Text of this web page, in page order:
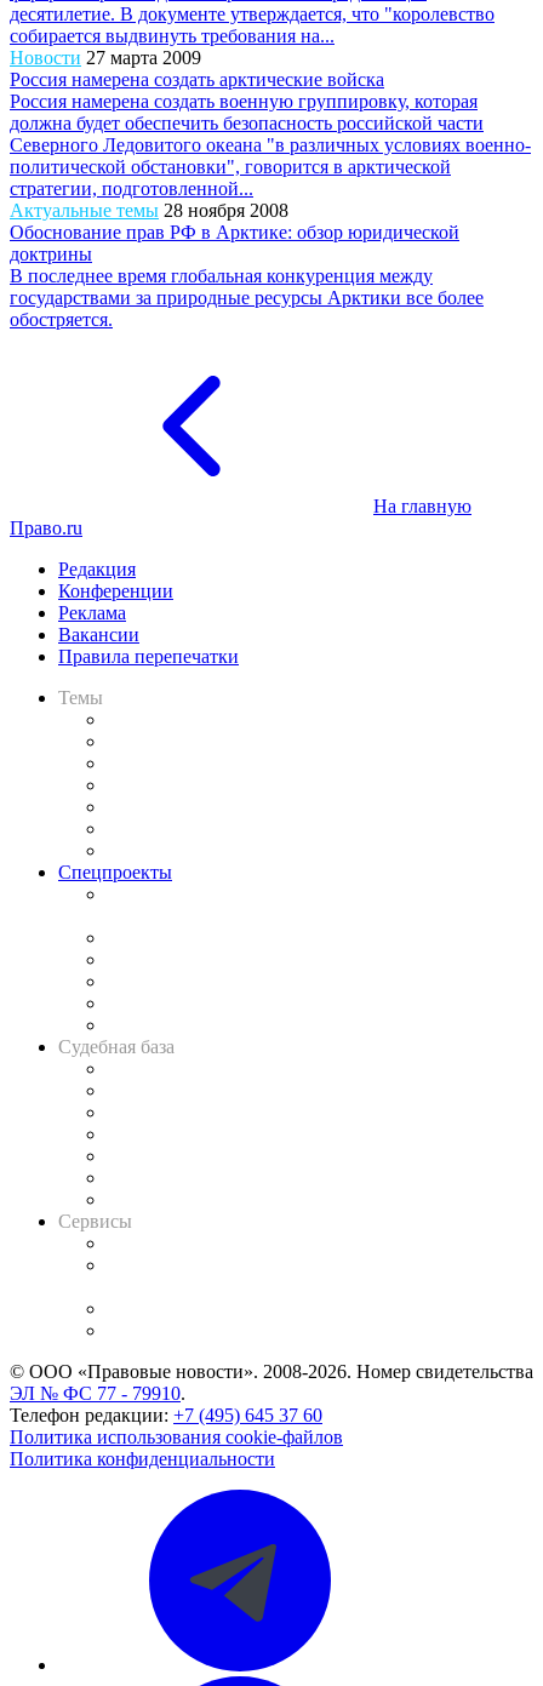
десятилетие. В документе утверждается, что "королевство
собирается выдвинуть требования на...
Новости 27 марта 2009
Россия намерена создать арктические войска
Россия намерена создать военную группировку, которая
должна будет обеспечить безопасность российской части
Северного Ледовитого океана "в различных условиях военно-
политической обстановки", говорится в арктической
стратегии, подготовленной...
Актуальные темы 28 ноября 2008
Обоснование прав РФ в Арктике: обзор юридической
доктрины
В последнее время глобальная конкуренция между
государствами за природные ресурсы Арктики все более
обостряется.
На главную
Право.ru
Редакция
Конференции
Реклама
Вакансии
Правила перепечатки
Темы
Спецпроекты
Судебная база
Сервисы
© ООО «Правовые новости». 2008-2026. Номер свидетельства
ЭЛ № ФС 77 - 79910.
Телефон редакции: +7 (495) 645 37 60
Политика использования cookie-файлов
Политика конфиденциальности